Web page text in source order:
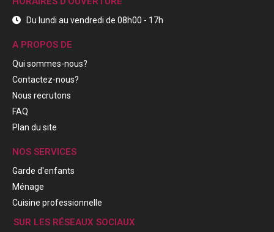
Du lundi au vendredi de 08h00 - 17h
A PROPOS DE
Qui sommes-nous?
Contactez-nous?
Nous recrutons
FAQ
Plan du site
NOS SERVICES
Garde d'enfants
Ménage
Cuisine professionnelle
SUR LES RÉSEAUX SOCIAUX